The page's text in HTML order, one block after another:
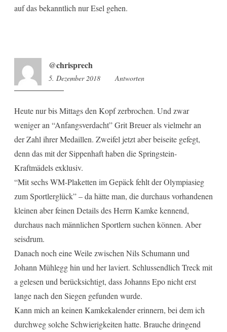
auf das bekanntlich nur Esel gehen.
@chrisprech
5. Dezember 2018 13:20
Antworten
Heute nur bis Mittags den Kopf zerbrochen. Und zwar
weniger an “Anfangsverdacht” Grit Breuer als vielmehr an
der Zahl ihrer Medaillen. Zweifel jetzt aber beiseite gefegt,
denn das mit der Sippenhaft haben die Springstein-
Kraftmädels exklusiv.
“Mit sechs WM-Plaketten im Gepäck fehlt der Olympiasieg
zum Sportlerglück” – da hätte man, die durchaus vorhandenen
kleinen aber feinen Details des Herrn Kamke kennend,
durchaus nach männlichen Sportlern suchen können. Aber
seisdrum.
Danach noch eine Weile zwischen Nils Schumann und
Johann Mühlegg hin und her laviert. Schlussendlich Treck mit
a gelesen und berücksichtigt, dass Johanns Epo nicht erst
lange nach den Siegen gefunden wurde.
Kann mich an keinen Kamkekalender erinnern, bei dem ich
durchweg solche Schwierigkeiten hatte. Brauche dringend